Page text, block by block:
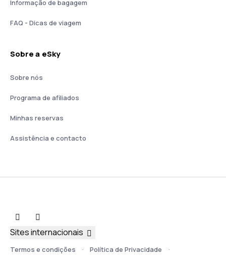
Informação de bagagem
FAQ - Dicas de viagem
Sobre a eSky
Sobre nós
Programa de afiliados
Minhas reservas
Assistência e contacto
Termos e condições Política de Privacidade
Sites internacionais